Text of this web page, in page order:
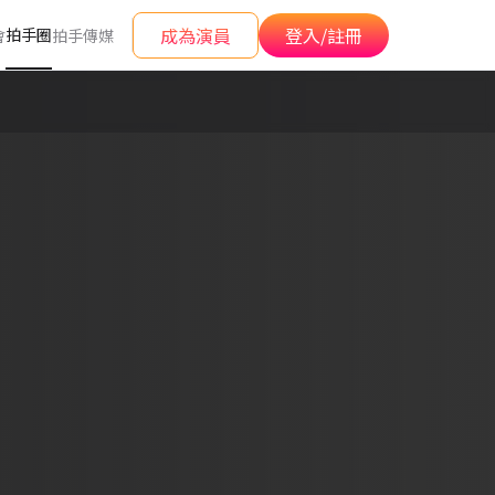
拍手圈拍手傳媒 成為演員 登入/註冊